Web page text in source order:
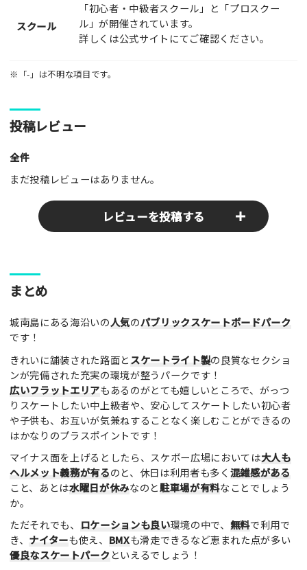
スクール
「初心者・中級者スクール」と「プロスクー
ル」が開催されています。
詳しくは公式サイトにてご確認ください。
※「-」は不明な項目です。
投稿レビュー
全件
まだ投稿レビューはありません。
レビューを投稿する
ここのパークやスポットの感想をぜひお寄せください！みんな
の参考となります！
レビュータイトル（※必須）
レビュー本文（※必須）
利用したもの
スクーター
その他
満足度評価
まとめ
城南島にある海沿いの人気のパブリックスケートボードパーク
です！
きれいに舗装された路面とスケートライト製の良質なセクショ
ンが完備された充実の環境が整うパークです！
広いフラットエリアもあるのがとても嬉しいところで、がっつ
りスケートしたい中上級者や、安心してスケートしたい初心者
や子供も、お互いが気兼ねすることなく楽しむことができるの
はかなりのプラスポイントです！
マイナス面を上げるとしたら、スケボー広場においては大人も
ヘルメット義務が有るのと、休日は利用者も多く 混雑感がある
こと、あとは水曜日が休みなのと駐車場が有料なことでしょう
か。
ただそれでも、
ロケーションも良い環境の中で、 無料で利用で
き、 ナイターも使え、 BMXも滑走できるなど恵まれた点が多い
優良なスケートパークといえるでしょう！